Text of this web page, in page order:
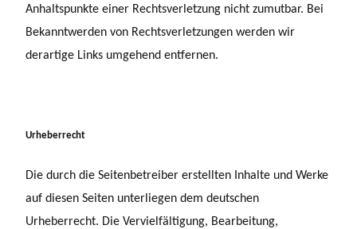
Anhaltspunkte einer Rechtsverletzung nicht zumutbar. Bei
Bekanntwerden von Rechtsverletzungen werden wir
derartige Links umgehend entfernen.
Urheberrecht
Die durch die Seitenbetreiber erstellten Inhalte und Werke
auf diesen Seiten unterliegen dem deutschen
Urheberrecht. Die Vervielfältigung, Bearbeitung,